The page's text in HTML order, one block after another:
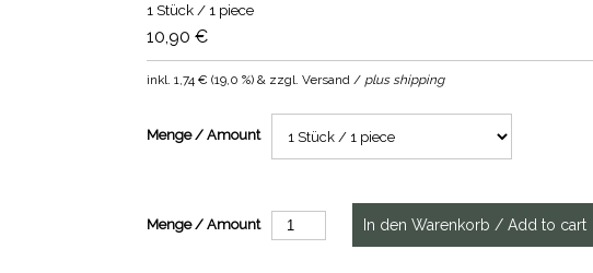
1 Stück / 1 piece
10,90 €
inkl. 1,74 € (19,0 %) & zzgl. Versand / plus shipping
Menge / Amount
Menge / Amount